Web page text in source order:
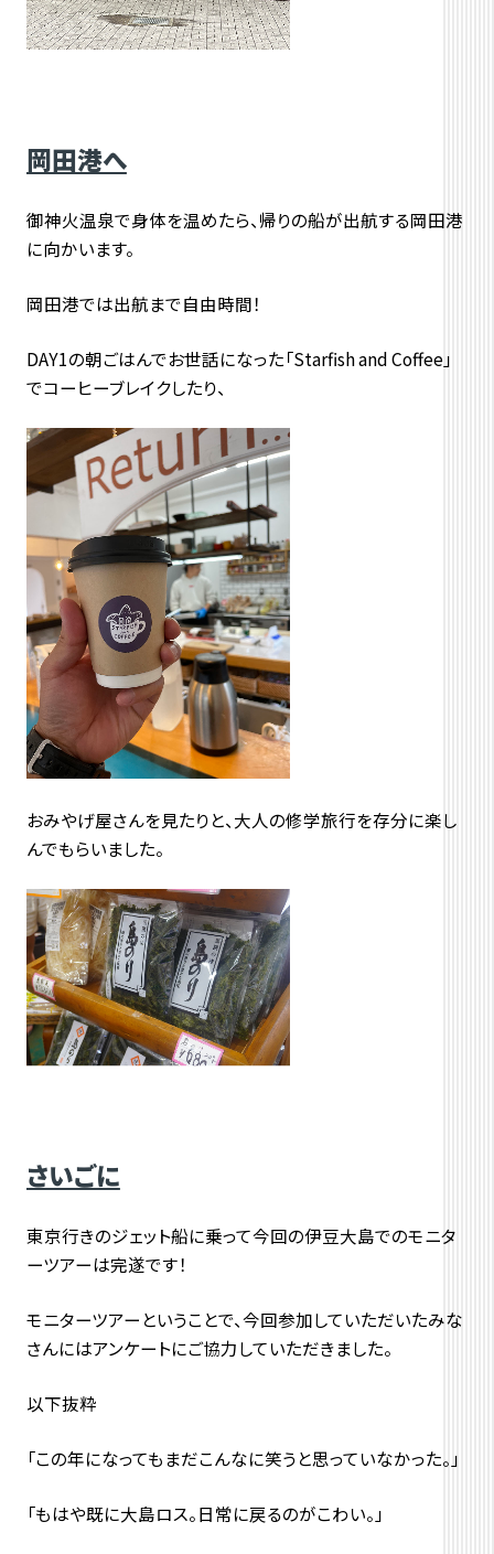
岡田港へ
御神火温泉で身体を温めたら、帰りの船が出航する岡田港
に向かいます。
岡田港では出航まで自由時間！
DAY1の朝ごはんでお世話になった「Starfish and Coffee」
でコーヒーブレイクしたり、
おみやげ屋さんを見たりと、大人の修学旅行を存分に楽し
んでもらいました。
さいごに
東京行きのジェット船に乗って今回の伊豆大島でのモニタ
ーツアーは完遂です！
モニターツアーということで、今回参加していただいたみな
さんにはアンケートにご協力していただきました。
以下抜粋
「この年になってもまだこんなに笑うと思っていなかった。」
「もはや既に大島ロス。日常に戻るのがこわい。」